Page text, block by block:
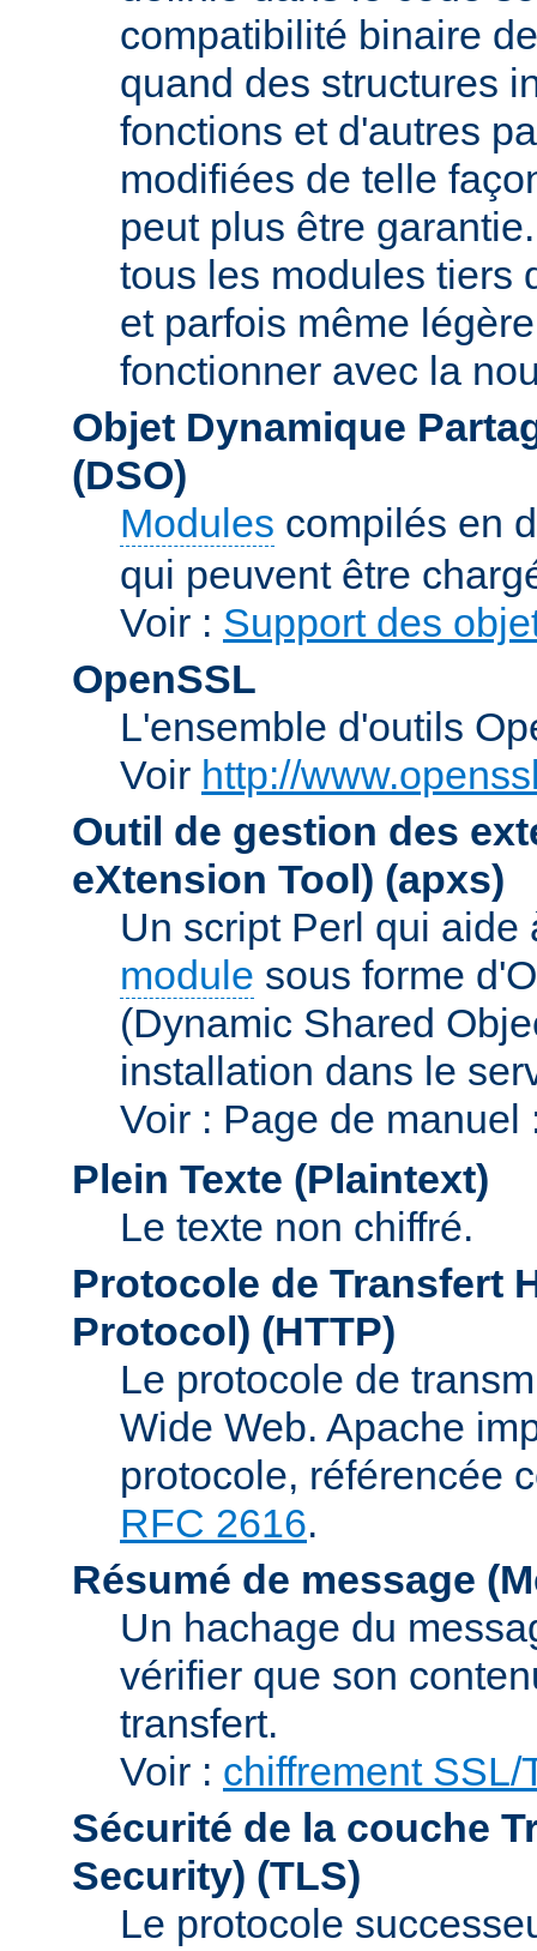
compatibilité binaire
quand des structures
fonctions et d'autres
modifiées de telle
peut plus être
tous les modules tiers
et parfois même
fonctionner avec la
Objet Dynamique
(DSO)
Modules compilés en
qui peuvent être
Voir : Support des
OpenSSL
L'ensemble d'outils
Voir http://
Outil de gestion des
eXtension Tool) (apxs)
Un script Perl qui
module sous forme
(Dynamic Shared
installation dans le
Voir : Page de
Plein Texte (Plaintext)
Le texte non chiffré.
Protocole de Transfert
Protocol) (HTTP)
Le protocole de
Wide Web. Apache
protocole, référencée
RFC 2616.
Résumé de message
Un hachage du
vérifier que son
transfert.
Voir : chiffrement SSL/
Sécurité de la couche
Security) (TLS)
Le protocole